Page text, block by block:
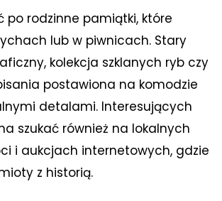
po rodzinne pamiątki, które
lub w piwnicach. Stary
kolekcja szklanych ryb czy
postawiona na komodzie
detalami. Interesujących
szukać również na lokalnych
i aukcjach internetowych, gdzie
z historią.